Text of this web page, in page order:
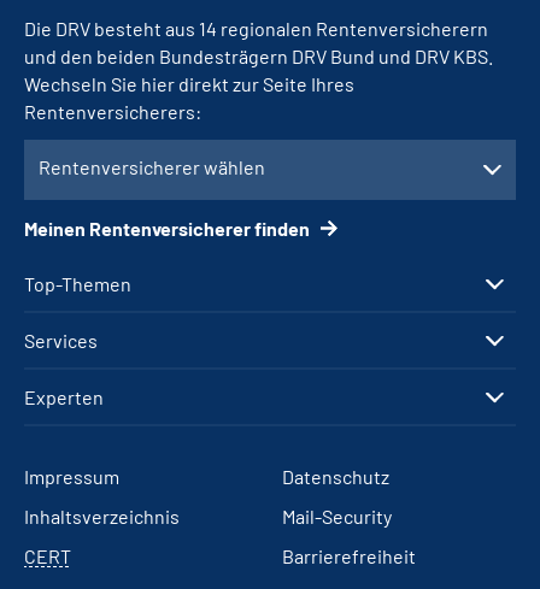
Top-Themen
Services
Experten
Die DRV besteht aus 14 regionalen Rentenversicherern
und den beiden Bundesträgern DRV Bund und DRV KBS.
Wechseln Sie hier direkt zur Seite Ihres
Rentenversicherers:
Rentenversicherer wählen
Meinen Rentenversicherer finden
Impressum
Datenschutz
Inhaltsverzeichnis
Mail-Security
CERT
Barrierefreiheit